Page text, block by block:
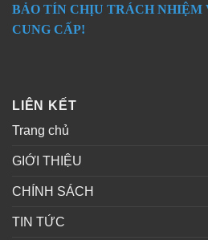
BẢO TÍN CHỊU TRÁCH NHIỆM
CUNG CẤP!
LIÊN KẾT
Trang chủ
GIỚI THIỆU
CHÍNH SÁCH
TIN TỨC